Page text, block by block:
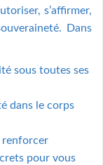
s’affirmer,
Dans
sous toutes ses
dans le corps
renforcer
pour vous